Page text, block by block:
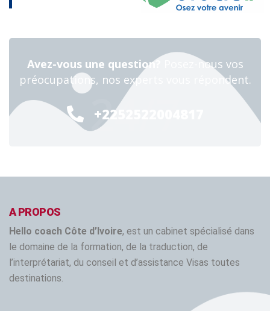
Avez-vous une question?
Posez-nous vos
préocupations, nos experts vous répondent.
+2252522004817
24/7
A PROPOS
Hello coach Côte d’Ivoire, est un cabinet spécialisé dans
le domaine de la formation, de la traduction, de
l’interprétariat, du conseil et d’assistance Visas toutes
destinations.